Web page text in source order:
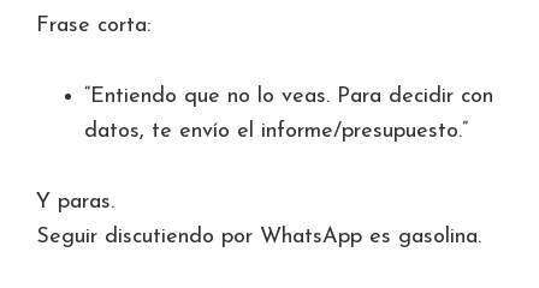
Frase corta:
“Entiendo que no lo veas. Para decidir con
datos, te envío el informe/presupuesto.”
Y paras.
Seguir discutiendo por WhatsApp es gasolina.